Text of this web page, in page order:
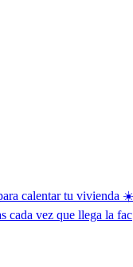
cada vez que llega la fac